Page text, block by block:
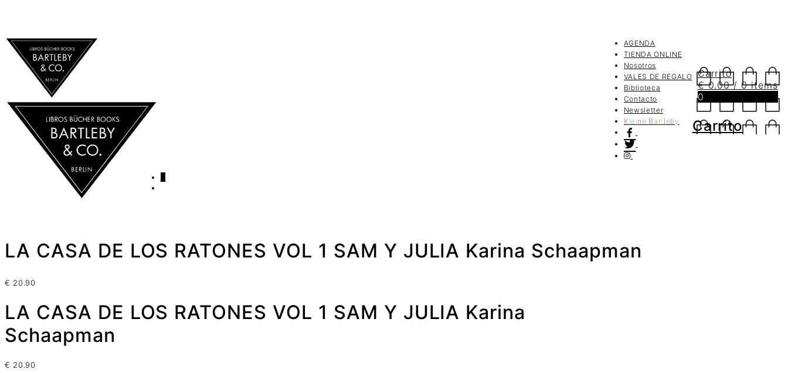
AGENDA
TIENDA ONLINE
Nosotros
VALES DE REGALO
Biblioteca
Contacto
Newsletter
K leine Ba rtleby
Carrito
€0.00 / 0 items
0
Carrito
LA CASA DE LOS RATONES VOL 1 SAM Y JULIA Karina Schaapman
€ 20.90
LA CASA DE LOS RATONES VOL 1 SAM Y JULIA Karina
Schaapman
€ 20.90